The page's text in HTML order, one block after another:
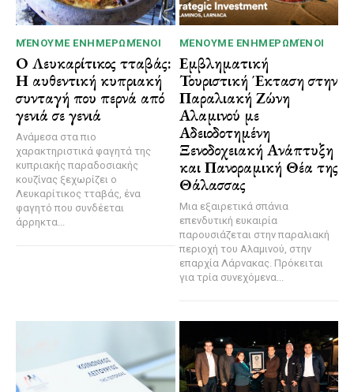
ΜΈΝΟΥΜΕ ΕΝΗΜΕΡΩΜΈΝΟΙ
Ο Λευκαρίτικος τταβάς:
Η αυθεντική κυπριακή
συνταγή που περνά από
γενιά σε γενιά
Ανάμεσα στα πιο
χαρακτηριστικά φαγητά της
κυπριακής παραδοσιακής
κουζίνας ξεχωρίζει ο
Λευκαρίτικος τταβάς, ένα
φαγητό που συνδέεται
άρρηκτα...
ΜΈΝΟΥΜΕ ΕΝΗΜΕΡΩΜΈΝΟΙ
Εμβληματική
Τουριστική Έκταση στην
Παραλιακή Ζώνη
Αλαμινού με
Αδειοδοτημένη
Ξενοδοχειακή Ανάπτυξη
και Πανοραμική Θέα της
Θάλασσας
Μια εξαιρετικά σπάνια
επενδυτική ευκαιρία
παρουσιάζεται στην παραλιακή
περιοχή του Αλαμινού, στην
επαρχία Λάρνακας. Πρόκειται
για τρία συνεχόμενα...